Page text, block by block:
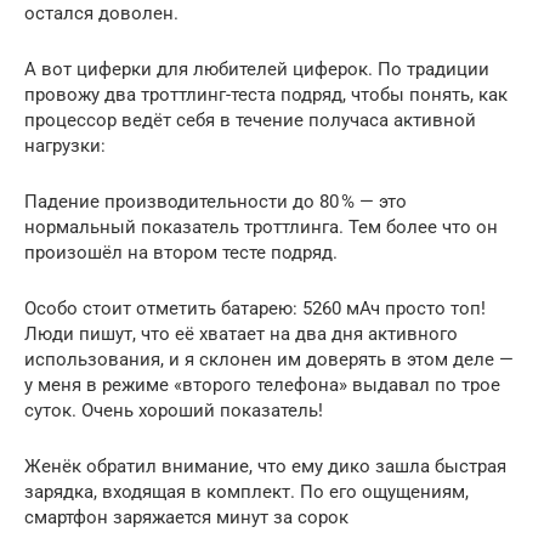
остался доволен.
А вот циферки для любителей циферок. По традиции
провожу два троттлинг-теста подряд, чтобы понять, как
процессор ведёт себя в течение получаса активной
нагрузки:
Падение производительности до 80 % — это
нормальный показатель троттлинга. Тем более что он
произошёл на втором тесте подряд.
Особо стоит отметить батарею: 5260 мАч просто топ!
Люди пишут, что её хватает на два дня активного
использования, и я склонен им доверять в этом деле —
у меня в режиме «второго телефона» выдавал по трое
суток. Очень хороший показатель!
Женёк обратил внимание, что ему дико зашла быстрая
зарядка, входящая в комплект. По его ощущениям,
смартфон заряжается минут за сорок